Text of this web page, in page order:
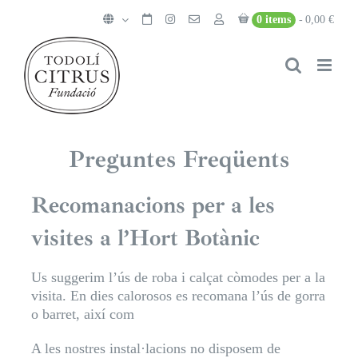
content
0 items 0,00 €
Preguntes Freqüents
Recomanacions per a les
visites a l’Hort Botànic
Us suggerim l’ús de roba i calçat còmodes per a la
visita. En dies calorosos es recomana l’ús de gorra
o barret, així com
A les nostres instal·lacions no disposem de